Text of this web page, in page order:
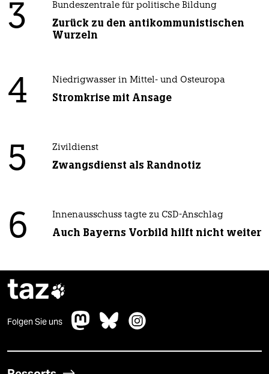
3 Bundeszentrale für politische Bildung
Zurück zu den antikommunistischen
Wurzeln
4 Niedrigwasser in Mittel- und Osteuropa
Stromkrise mit Ansage
5 Zivildienst
Zwangsdienst als Randnotiz
6 Innenausschuss tagte zu CSD-Anschlag
Auch Bayerns Vorbild hilft nicht weiter
taz
Folgen Sie uns